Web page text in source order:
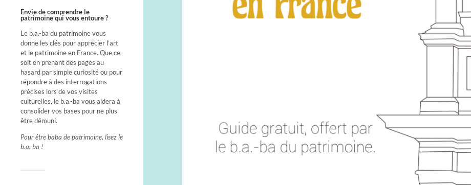
Envie de comprendre le
patrimoine qui vous entoure ?
Le b.a.-ba du patrimoine vous
donne les clés pour apprécier l’art
et le patrimoine en France. Que ce
soit en prenant des pages au
hasard par simple curiosité ou pour
répondre à des interrogations
précises lors de vos visites
culturelles, le b.a.-ba vous aidera à
consolider vos bases pour ne plus
être démuni.
Pour être baba de patrimoine, lisez le
b.a.-ba !